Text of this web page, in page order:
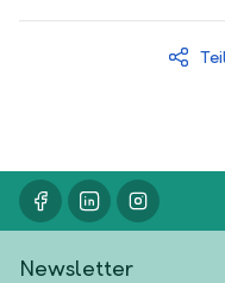
Newsletter